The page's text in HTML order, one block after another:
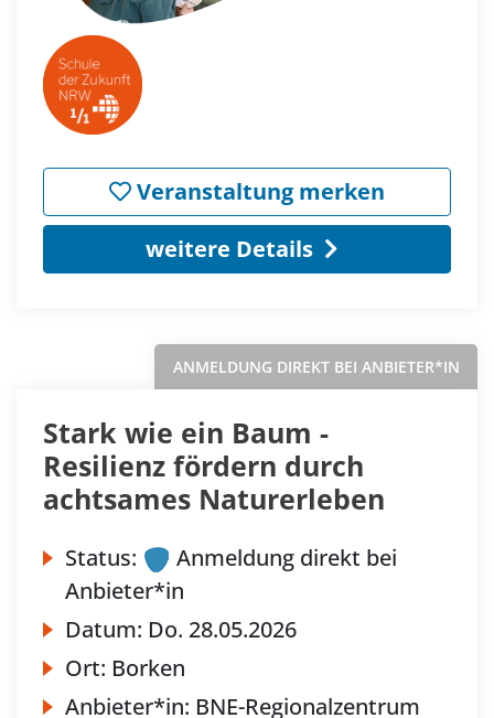
Veranstaltung merken
weitere Details
ANMELDUNG DIREKT BEI ANBIETER*IN
Stark wie ein Baum -
Resilienz fördern durch
achtsames Naturerleben
Status:
Anmeldung direkt bei
Anbieter*in
Datum: Do. 28.05.2026
Ort: Borken
Anbieter*in: BNE-Regionalzentrum